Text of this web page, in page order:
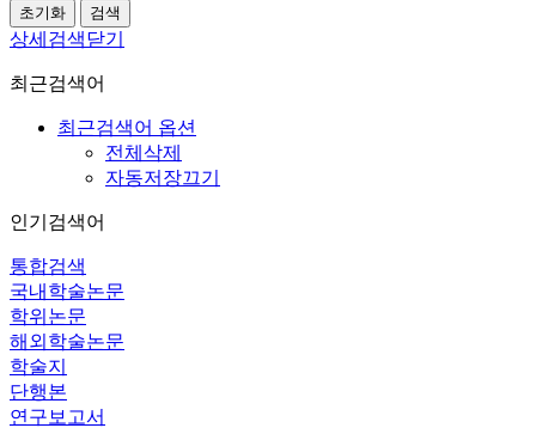
상세검색닫기
최근검색어
최근검색어 옵션
전체삭제
자동저장끄기
인기검색어
통합검색
국내학술논문
학위논문
해외학술논문
학술지
단행본
연구보고서